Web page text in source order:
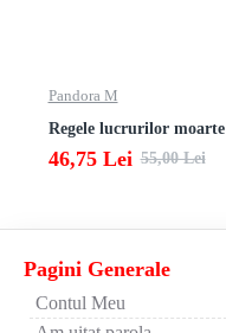
Pandora M
Regele lucrurilor moarte
46,75 Lei 55,00 Lei
Pagini Generale
Contul Meu